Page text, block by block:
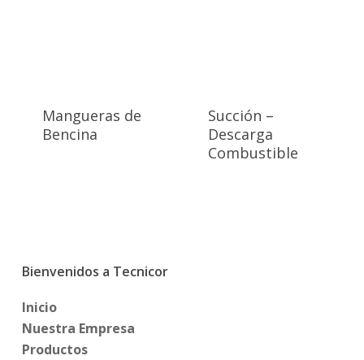
Mangueras de
Bencina
Succión –
Descarga
Combustible
Bienvenidos a Tecnicor
Inicio
Nuestra Empresa
Productos